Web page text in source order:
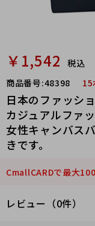
￥1,542
税込
商品番号:48398 15
日本のファッシ
カジュアルファ
女性キャンバス
きです。
CmallCARDで最大
レビュー（0件）